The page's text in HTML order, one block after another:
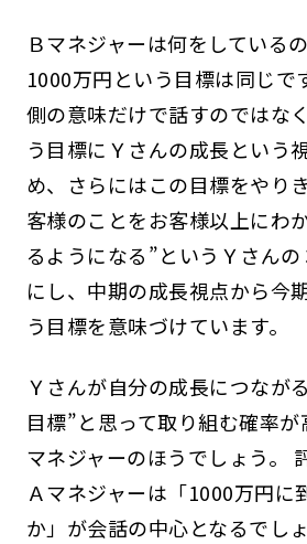
Ｂマネジャーは何をしている
1000万円という目標は同じで
側の意味だけで話すのではな
う目標にＹさんの成長という
め、さらにはこの目標をやり
客様のことをお客様以上にわ
るようになる”というＹさん
にし、中期の成長視点から今
う目標を意味づけています。
Ｙさんが自分の成長につなが
目標”と思って取り組む確率
マネジャーのほうでしょう。
Ａマネジャーは「1000万円に
か」が会話の中心となるでし